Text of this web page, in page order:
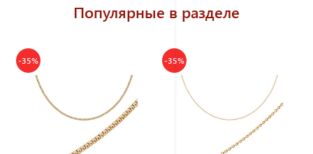
Популярные в разделе
-35% -35%